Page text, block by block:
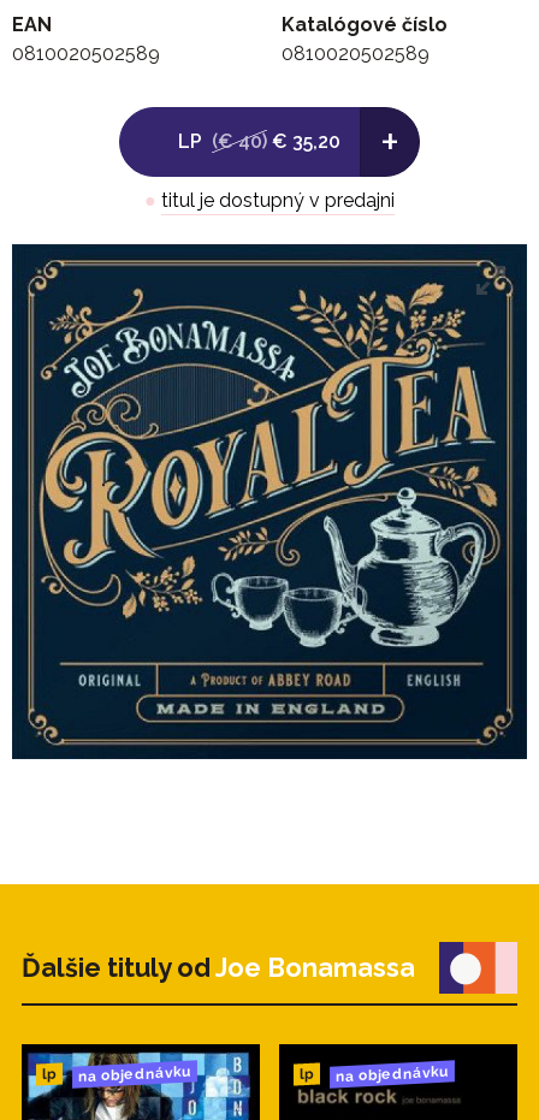
1. Why Does It Take So Long To Say Goodbye
Side C:
1. High Class Girl
2. A Conversation With Alice
3. I Didn't Think She Would Do It
-
Side D:
1. Beyond The Silence
2. Lonely Boy
3. Savannah
EAN
0810020502589
Katalógové číslo
0810020502589
LP (€ 40) € 35,20 +
● titul je dostupný v predajni
Ďalšie tituly od Joe Bonamassa
lp na objednávku lp na objednávku